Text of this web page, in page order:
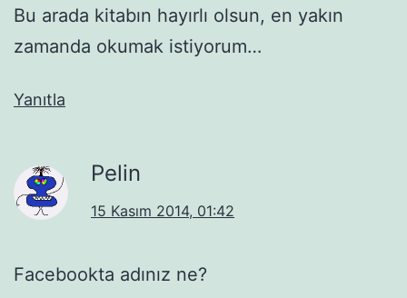
Bu arada kitabın hayırlı olsun, en yakın
zamanda okumak istiyorum…
Yanıtla
Pelin
15 Kasım 2014, 01:42
Facebookta adınız ne?